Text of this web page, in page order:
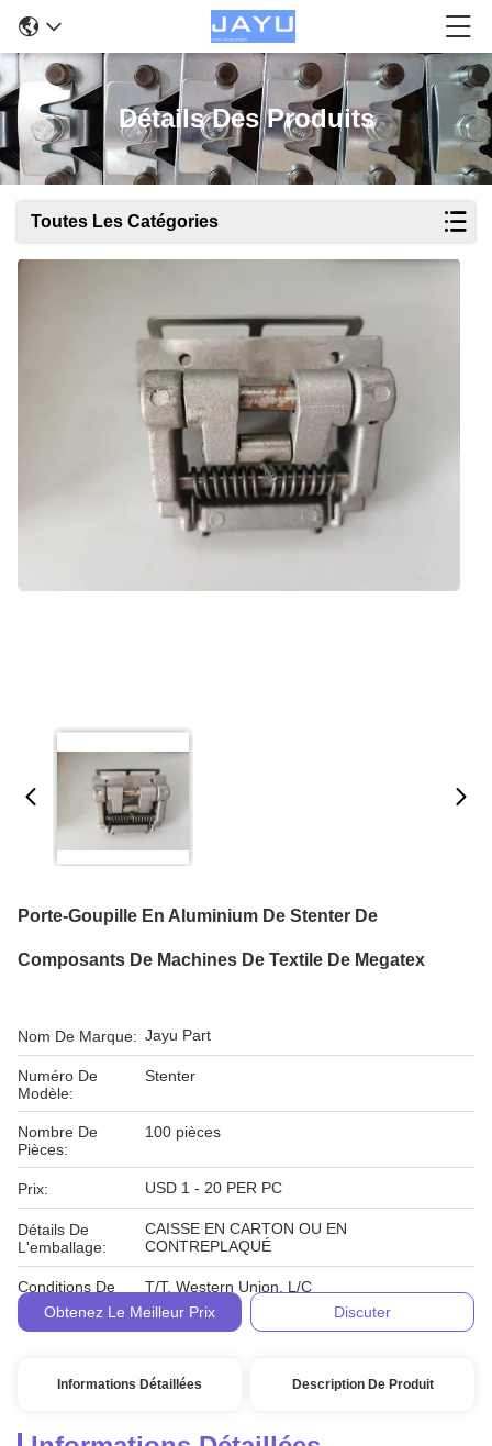
Détails Des Produits
Toutes Les Catégories
Porte-Goupille En Aluminium De Stenter De
Composants De Machines De Textile De Megatex
Nom De Marque: Jayu Part
Numéro De
Modèle:
Stenter
Nombre De
Pièces:
100 pièces
Prix: USD 1 - 20 PER PC
Détails De
L'emballage:
CAISSE EN CARTON OU EN
CONTREPLAQUÉ
Conditions De
Paiement:
T/T, Western Union, L/C
Obtenez Le Meilleur Prix
Discuter
Informations Détaillées Description De Produit